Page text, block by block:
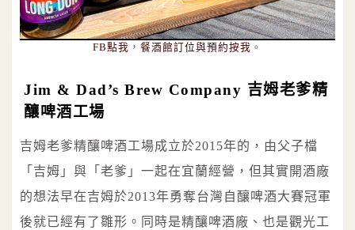
FB點我 ， 餐酒館訂位與預約按我 。
Jim & Dad’s Brew Company 吉姆老爹精
釀啤酒工場
吉姆老爹精釀啤酒工場成立於2015年的，由父子檔
「吉姆」與「老爹」一起在宜蘭經營，但其實開酒廠
的想法早在吉姆於2013年勇奪台灣自釀啤酒大賽冠軍
後就已經有了雛形。同時是精釀啤酒廠、也是觀光工